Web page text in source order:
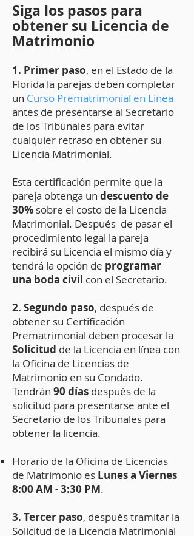
Siga los pasos para
obtener su Licencia de
Matrimonio
1. Primer paso, en el Estado de la
Florida la parejas deben completar
un Curso Prematrimonial en Linea
antes de presentarse al Secretario
de los Tribunales para evitar
cualquier retraso en obtener su
Licencia Matrimonial.
Esta certificación permite que la
pareja obtenga un descuento de
30% sobre el costo de la Licencia
Matrimonial. Después de pasar el
procedimiento legal la pareja
recibirá su Licencia el mismo día y
tendrá la opción de programar
una boda civil con el Secretario.
2. Segundo paso, después de
obtener su Certificación
Prematrimonial deben procesar la
Solicitud de la Licencia en línea con
la Oficina de Licencias de
Matrimonio en su Condado.
Tendrán 90 días después de la
solicitud para presentarse ante el
Secretario de los Tribunales para
obtener la licencia.
Horario de la Oficina de Licencias
de Matrimonio es Lunes a Viernes
8:00 AM - 3:30 PM.
3. Tercer paso, después tramitar la
Solicitud de la Licencia Matrimonial